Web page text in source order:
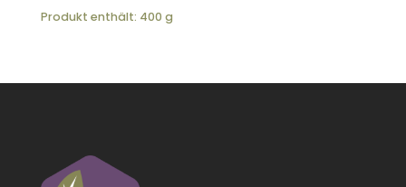
Produkt enthält: 400 g